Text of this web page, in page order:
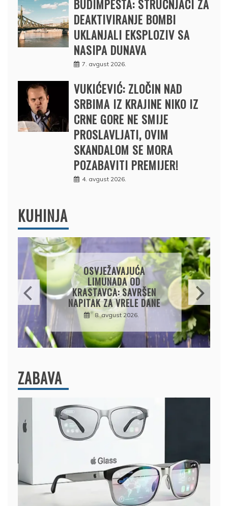
BUDIMPEŠTA: STRUČNJACI ZA
DEAKTIVIRANJE BOMBI
UKLANJALI EKSPLOZIV SA
NASIPA DUNAVA
7. avgust 2026.
VUKIĆEVIĆ: ZLOČIN NAD
SRBIMA IZ KRAJINE NIKO IZ
CRNE GORE NE SMIJE
PROSLAVLJATI, OVIM
SKANDALOM SE MORA
POZABAVITI PREMIJER!
4. avgust 2026.
KUHINJA
KROMPIRUŠA IZLIVAČA:
JEDNOSTAVNA PITA BEZ
KORA, HRSKAVA I
UKUSNA
ZABAVA